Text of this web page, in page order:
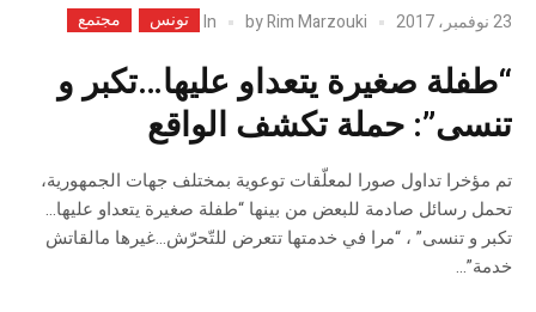
23 نوفمبر، 2017 byRim Marzouki
In تونس مجتمع
“طفلة صغيرة يتعداو عليها…تكبر و
تنسى”: حملة تكشف الواقع
تم مؤخرا تداول صورا لمعلّقات توعوية بمختلف جهات الجمهورية،
تحمل رسائل صادمة للبعض من بينها “طفلة صغيرة يتعداو عليها…
تكبر و تنسى” ، “مرا في خدمتها تتعرض للتّحرّش…غيرها مالقاتش
خدمة”…